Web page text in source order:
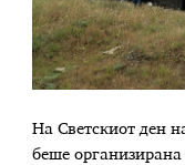
На Светскиот ден
беше